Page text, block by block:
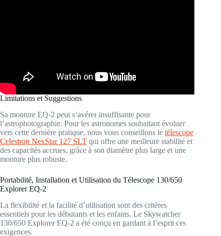
Limitations et Suggestions
Sa monture EQ-2 peut s’avérer insuffisante pour
l’astrophotographie. Pour les astronomes souhaitant évoluer
vers cette dernière pratique, nous vous conseillons le télescope
Celestron NexStar 127 SLT qui offre une meilleure stabilité et
des capacités accrues, grâce à son diamètre plus large et une
monture plus robuste.
Portabilité, Installation et Utilisation du Télescope 130/650
Explorer EQ-2
La flexibilité et la facilité d’utilisation sont des critères
essentiels pour les débutants et les enfants. Le Skywatcher
130/650 Explorer EQ-2 a été conçu en gardant à l’esprit ces
exigences.